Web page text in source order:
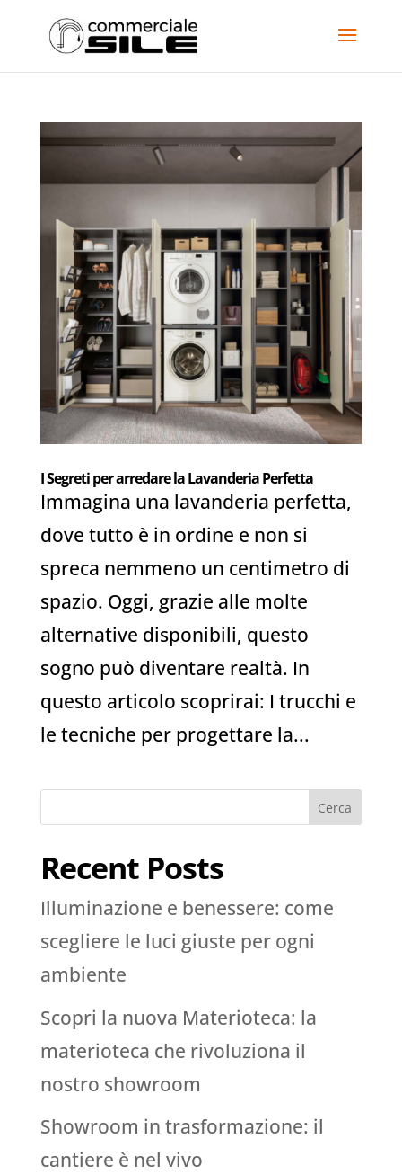
I Segreti per arredare la Lavanderia Perfetta
Immagina una lavanderia perfetta,
dove tutto è in ordine e non si
spreca nemmeno un centimetro di
spazio. Oggi, grazie alle molte
alternative disponibili, questo
sogno può diventare realtà. In
questo articolo scoprirai: I trucchi e
le tecniche per progettare la...
Cerca
Recent Posts
Illuminazione e benessere: come
scegliere le luci giuste per ogni
ambiente
Scopri la nuova Materioteca: la
materioteca che rivoluziona il
nostro showroom
Showroom in trasformazione: il
cantiere è nel vivo